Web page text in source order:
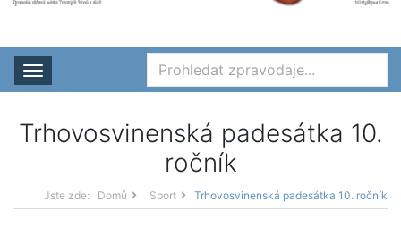
Rozbalit nabídku
Trhovosvinenská padesátka 10.
ročník
Jste zde: Domů Sport Trhovosvinenská padesátka 10. ročník